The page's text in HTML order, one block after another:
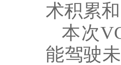
术积累
本次
能驾驶